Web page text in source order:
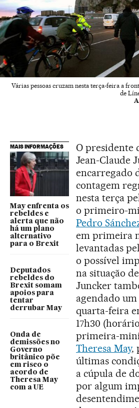
Várias pessoas cruzam nesta terça-feira a
de
MAIS INFORMAÇÕES
May enfrenta os
rebeldes e
alerta que não
há um plano
alternativo
para o Brexit
Deputados
rebeldes do
Brexit somam
apoios para
tentar
derrubar May
Onda de
demissões no
Governo
britânico põe
em risco o
acordo de
Theresa May
com a UE
O presidente
Jean-Claude
encarregado
contagem
nesta terça
o primeiro-
Pedro
em primeira
levantadas
o possível
na situação
Juncker
agendado
quarta-feira
17h30
primeira-
Theresa May,
últimas
a cúpula de
por algum